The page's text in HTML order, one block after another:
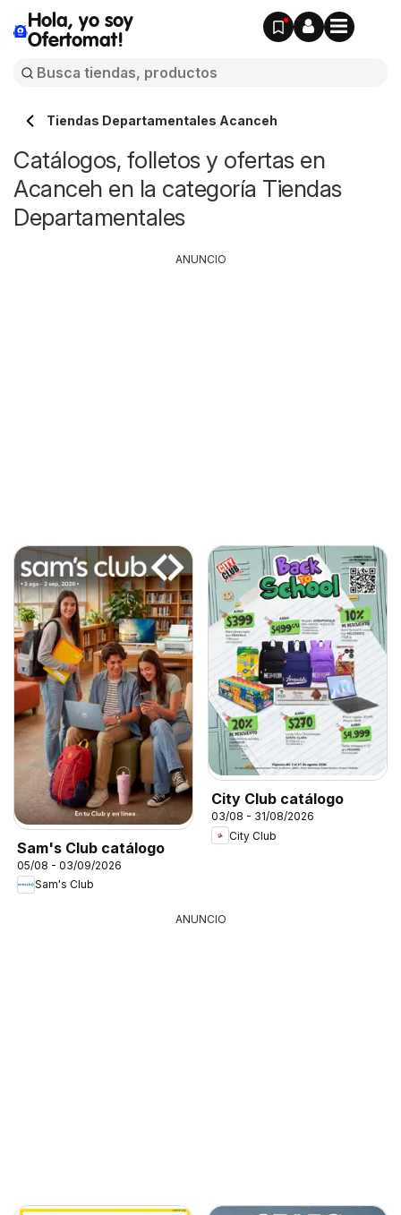
Hola, yo soy
Ofertomat!
Tiendas Departamentales Acanceh
Catálogos, folletos y ofertas en
Acanceh en la categoría Tiendas
Departamentales
Sam's Club catálogo
05/08 - 03/09/2026
Sam's Club
City Club catálogo
03/08 - 31/08/2026
City Club
ANUNCIO
ANUNCIO